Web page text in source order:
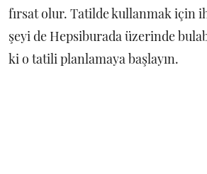
fırsat olur. Tatilde kullanmak için
şeyi de Hepsiburada üzerinde
ki o tatili planlamaya başlayın.